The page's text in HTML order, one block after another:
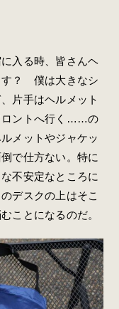
入る時、皆さんヘ
す？ 僕は大きなシ
、片手はヘルメット
ロントへ行く……の
メットやジャケッ
で仕方ない。特に
不安定なところに
デスクの上はそこ
ことになるのだ。